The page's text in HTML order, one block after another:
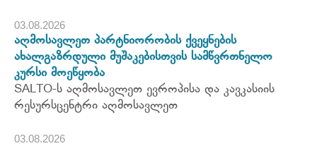
03.08.2026
აღმოსავლეთ პარტნიორობის ქვეყნების
ახალგაზრდული მუშაკებისთვის სამწვრთნელო
კურსი მოეწყობა
SALTO-ს აღმოსავლეთ ევროპისა და კავკასიის
რესურსცენტრი აღმოსავლეთ
03.08.2026